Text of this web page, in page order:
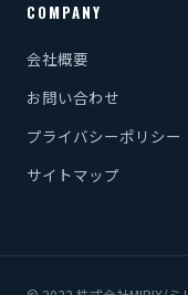
COMPANY
会社概要
お問い合わせ
プライバシーポリシー
サイトマップ